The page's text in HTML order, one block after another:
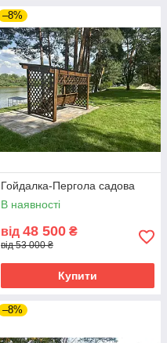
–8%
Гойдалка-Пергола садова
В наявності
від 48 500 ₴
від 53 000 ₴
Купити
–8%